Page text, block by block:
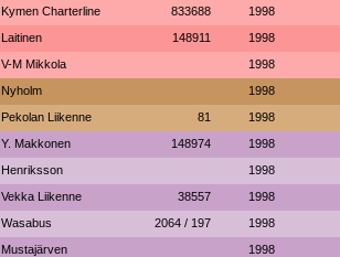
Kymen Charterline 833688 1998
Laitinen 148911 1998
V-M Mikkola 1998
Nyholm 1998
Pekolan Liikenne 81 1998
Y. Makkonen 148974 1998
Henriksson 1998
Vekka Liikenne 38557 1998
Wasabus 2064 / 197 1998
Mustajärven 1998